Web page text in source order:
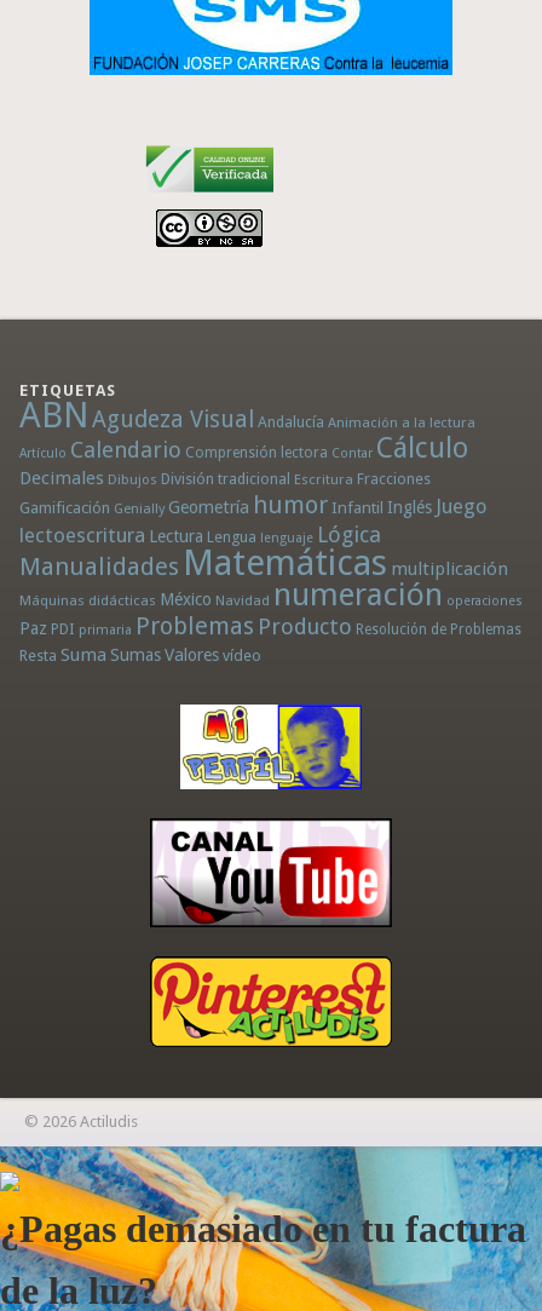
ETIQUETAS
ABN Agudeza Visual Andalucía Animación a la lectura
Artículo Calendario Comprensión lectora Contar Cálculo
Decimales Dibujos División tradicional Escritura Fracciones
Gamificación Genially Geometría humor Infantil Inglés Juego
lectoescritura Lectura Lengua lenguaje Lógica
Manualidades Matemáticas multiplicación
Máquinas didácticas México Navidad numeración operaciones
Paz PDI primaria Problemas Producto Resolución de Problemas
Resta Suma Sumas Valores vídeo
© 2026 Actiludis
×
¿Pagas demasiado en tu factura
de la luz?